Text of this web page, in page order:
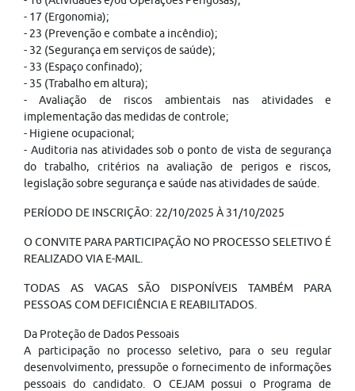
- 17 (Ergonomia);
- 23 (Prevenção e combate a incêndio);
- 32 (Segurança em serviços de saúde);
- 33 (Espaço confinado);
- 35 (Trabalho em altura);
- Avaliação de riscos ambientais nas atividades e
implementação das medidas de controle;
- Higiene ocupacional;
- Auditoria nas atividades sob o ponto de vista de segurança
do trabalho, critérios na avaliação de perigos e riscos,
legislação sobre segurança e saúde nas atividades de saúde.
PERÍODO DE INSCRIÇÃO: 22/10/2025 À 31/10/2025
O CONVITE PARA PARTICIPAÇÃO NO PROCESSO SELETIVO É
REALIZADO VIA E-MAIL.
TODAS AS VAGAS SÃO DISPONÍVEIS TAMBÉM PARA
PESSOAS COM DEFICIÊNCIA E REABILITADOS.
Da Proteção de Dados Pessoais
A participação no processo seletivo, para o seu regular
desenvolvimento, pressupõe o fornecimento de informações
pessoais do candidato. O CEJAM possui o Programa de